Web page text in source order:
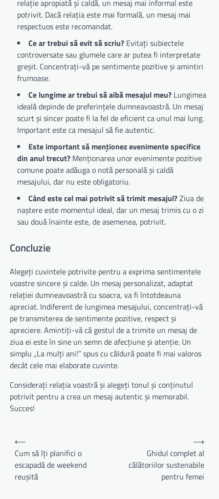
relație apropiată și caldă, un mesaj mai informal este
potrivit. Dacă relația este mai formală, un mesaj mai
respectuos este recomandat.
Ce ar trebui să evit să scriu? Evitați subiectele
controversate sau glumele care ar putea fi interpretate
greșit. Concentrați-vă pe sentimente pozitive și amintiri
frumoase.
Ce lungime ar trebui să aibă mesajul meu? Lungimea
ideală depinde de preferințele dumneavoastră. Un mesaj
scurt și sincer poate fi la fel de eficient ca unul mai lung.
Important este ca mesajul să fie autentic.
Este important să menționez evenimente specifice
din anul trecut? Menționarea unor evenimente pozitive
comune poate adăuga o notă personală și caldă
mesajului, dar nu este obligatoriu.
Când este cel mai potrivit să trimit mesajul?Ziua de
naștere este momentul ideal, dar un mesaj trimis cu o zi
sau două înainte este, de asemenea, potrivit.
Concluzie
Alegeți cuvintele potrivite pentru a exprima sentimentele
voastre sincere și calde. Un mesaj personalizat, adaptat
relației dumneavoastră cu soacra, va fi întotdeauna
apreciat. Indiferent de lungimea mesajului, concentrați-vă
pe transmiterea de sentimente pozitive, respect și
apreciere. Amintiți-vă că gestul de a trimite un mesaj de
ziua ei este în sine un semn de afecțiune și atenție. Un
simplu „La mulți ani!” spus cu căldură poate fi mai valoros
decât cele mai elaborate cuvinte.
Considerați relația voastră și alegeți tonul și conținutul
potrivit pentru a crea un mesaj autentic și memorabil.
Succes!
Navigare
în
articole
⟵
Cum să îți planifici o
escapadă de weekend
reușită
Ghidul complet al
călătoriilor sustenabile
pentru femei
⟶